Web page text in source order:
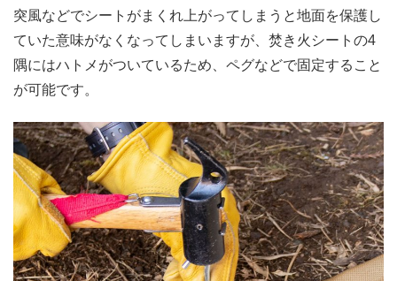
突風などでシートがまくれ上がってしまうと地面を保護し
ていた意味がなくなってしまいますが、焚き火シートの4
隅にはハトメがついているため、ペグなどで固定すること
が可能です。